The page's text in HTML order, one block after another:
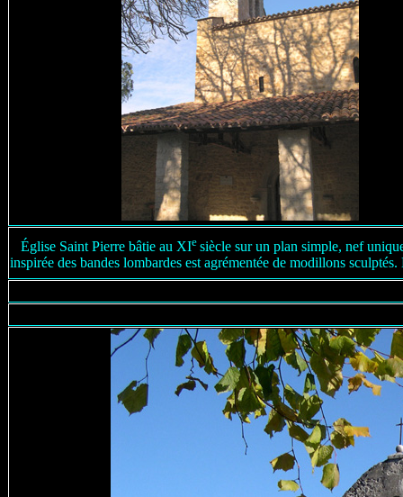
Église Saint Pierre bâtie au XIe siècle sur un plan simple, nef
inspirée des bandes lombardes est agrémentée de modillons